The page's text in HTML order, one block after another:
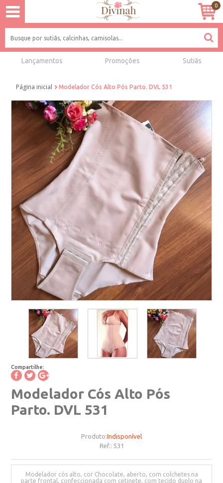
0
Lançamentos Promoções Sutiãs
Página inicial Modelador Cós Alto Pós Parto. DVL 531
Compartilhe:
Modelador Cós Alto Pós
Parto. DVL 531
Produto:Indisponível
Ref.: 531
Modelador cós alto, cor Chocolate, aberto, com colchetes na
parte frontal, confeccionada com cetinete, com tecido duplo na